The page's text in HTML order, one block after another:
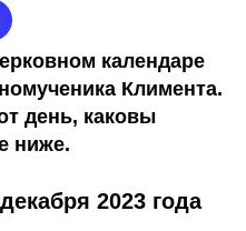
календаре
Климента.
день, каковы
ниже.
2023 года